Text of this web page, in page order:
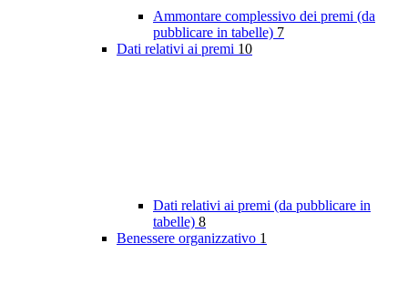
Ammontare complessivo dei premi (da
pubblicare in tabelle) 7
Dati relativi ai premi 10
Dati relativi ai premi (da pubblicare in
tabelle) 8
Benessere organizzativo 1